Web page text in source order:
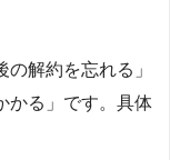
解約を忘れる」
かる」です。具体